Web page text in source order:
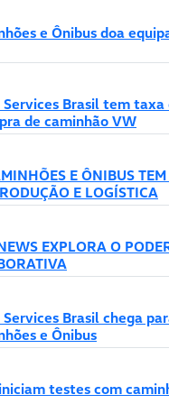
e Ônibus doa
Services Brasil tem taxa
de caminhão VW
E ÔNIBUS
E LOGÍSTICA
EXPLORA O
Services Brasil chega
e Ônibus
testes com